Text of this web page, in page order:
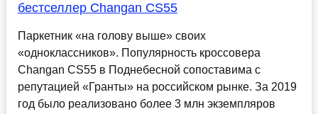
бестселлер Changan CS55
Паркетник «на голову выше» своих
«одноклассников». Популярность кроссовера
Changan CS55 в Поднебесной сопоставима с
репутацией «Гранты» на российском рынке. За 2019
год было реализовано более 3 млн экземпляров